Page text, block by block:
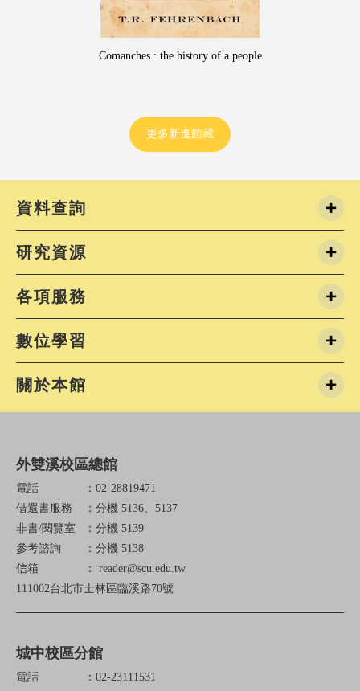
理運用。如有閱覽席位需求，請多加
閱覽室及圖書館。)外雙溪第一閱覽室
週日&nbsp;8:00-22:00城區第一閱覽
施工期間第二閱覽室將暫停開放，同
6604 會議室作為自習使用。實際施工
6604會議室開放時間，將於招標完成
有緊急狀況，請聯繫外雙溪校安值勤
(02)2882-5410 / 城區 (02)2389-0213暑
潔作業時程7/10(五) 城區第一閱覽室
7/23(四)-7/24(五)&nbsp;城區分館➡️不
於安全考量，城區第一、第二閱覽室
務處 分機24228/6(四)-8/7(五)、8/10(
Comanches : the history of a people
更多新進館藏
資料查詢
研究資源
各項服務
數位學習
關於本館
外雙溪校區總館
電話
：02-28819471
借還書服務
：分機 5136、5137
非書/閱覽室
：分機 5139
參考諮詢
：分機 5138
信箱
： reader@scu.edu.tw
111002台北市士林區臨溪路70號
城中校區分館
電話
：02-23111531